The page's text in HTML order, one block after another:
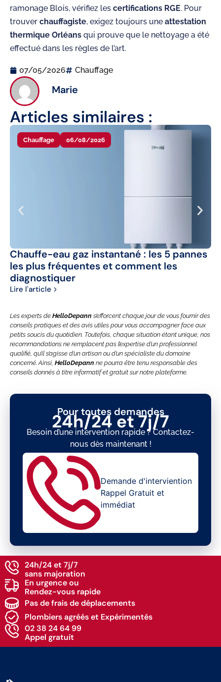
ramonage Blois, vérifiez les certifications RGE. Pour
trouver chauffagiste, exigez toujours une attestation
thermique Orléans qui prouve que le nettoyage a été
effectué dans les règles de l’art.
07/05/2026 Chauffage
Marie
Articles similaires :
Chauffage 06/08/2026
Chauffe-eau gaz instantané : les 5 pannes
les plus fréquentes et comment les
diagnostiquer
Lire l'article
Les experts de HelloDepann s’efforcent chaque jour de vous fournir des
conseils pratiques et des avis utiles pour vous accompagner face aux
petits soucis du quotidien. Toutefois, chaque situation étant unique, nos
recommandations ne remplacent pas l’expertise d’un professionnel
qualifié, qu’il s’agisse d’un artisan ou d’un spécialiste du domaine
concerné. Ainsi, HelloDepann ne pourra être tenu responsable des
conseils donnés à titre informatif et gratuit sur notre plateforme.
Pour toutes demandes
24h/24 et 7j/7
Besoin d’une intervention rapide ? Contactez-
nous dès maintenant !
Demande d'interviention
Rappel Gratuit et
immédiat
24h/24 et 7j/7
sans majoration
En urgence ou
Rendez-vous rapide
Pas de frais de déplacements
Plombiers agréés et Expérimentés
02 38 24 64 99
Appel gratuit